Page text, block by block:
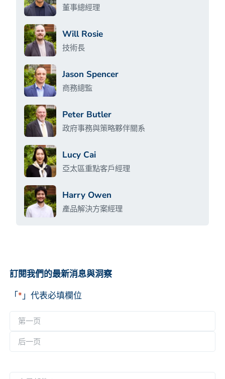
董事總經理
Will Rosie
技術長
Jason Spencer
商務總監
Peter Butler
政府事務與策略夥伴關系
Lucy Cai
亞太區重點客戶經理
Harry Owen
產品解決方案經理
訂閱我們的最新消息與洞察
「*」代表必填欄位
称
一
一